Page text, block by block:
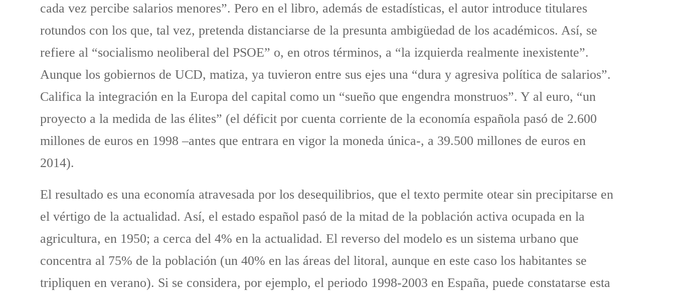
cada vez percibe salarios menores”. Pero en el libro, además de estadísticas, el autor introduce titulares
rotundos con los que, tal vez, pretenda distanciarse de la presunta ambigüedad de los académicos. Así, se
refiere al “socialismo neoliberal del PSOE” o, en otros términos, a “la izquierda realmente inexistente”.
Aunque los gobiernos de UCD, matiza, ya tuvieron entre sus ejes una “dura y agresiva política de salarios”.
Califica la integración en la Europa del capital como un “sueño que engendra monstruos”. Y al euro, “un
proyecto a la medida de las élites” (el déficit por cuenta corriente de la economía española pasó de 2.600
millones de euros en 1998 –antes que entrara en vigor la moneda única-, a 39.500 millones de euros en
2014).
El resultado es una economía atravesada por los desequilibrios, que el texto permite otear sin precipitarse en
el vértigo de la actualidad. Así, el estado español pasó de la mitad de la población activa ocupada en la
agricultura, en 1950; a cerca del 4% en la actualidad. El reverso del modelo es un sistema urbano que
concentra al 75% de la población (un 40% en las áreas del litoral, aunque en este caso los habitantes se
tripliquen en verano). Si se considera, por ejemplo, el periodo 1998-2003 en España, puede constatarse esta